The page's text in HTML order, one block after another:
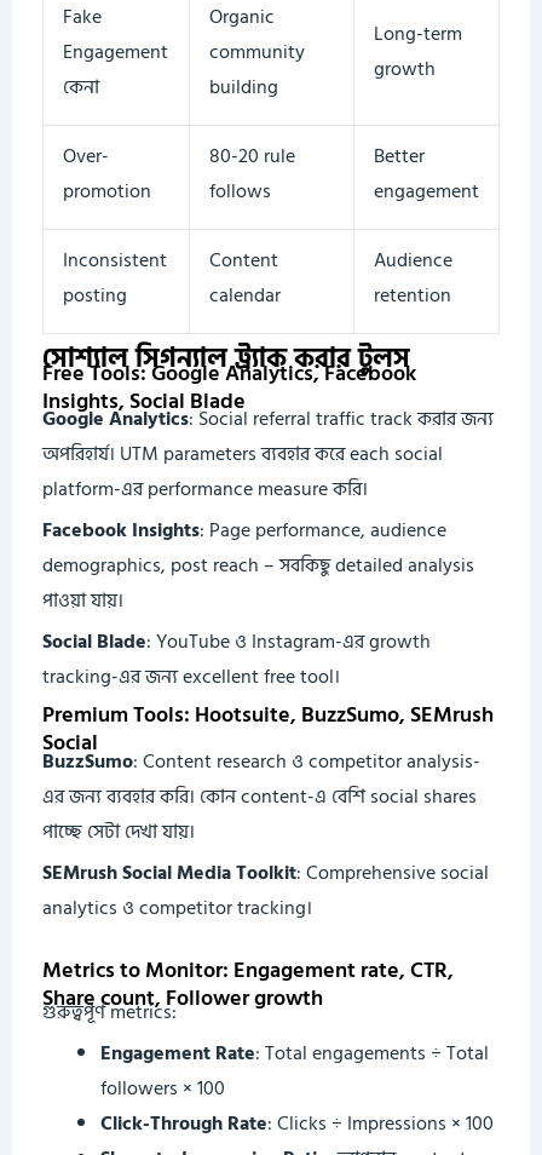
Fake
Engagement
কেনা
Organic
community
building
Long-term
growth
Over-
promotion
80-20 rule
follows
Better
engagement
Inconsistent
posting
Content
calendar
Audience
retention
সোশ্যাল সিগন্যাল ট্র্যাক করার টুলস
Free Tools: Google Analytics, Facebook
Insights, Social Blade
Google Analytics: Social referral traffic track করার জন্য
অপরিহার্য। UTM parameters ব্যবহার করে each social
platform-এর performance measure করি।
Facebook Insights: Page performance, audience
demographics, post reach – সবকিছু detailed analysis
পাওয়া যায়।
Social Blade: YouTube ও Instagram-এর growth
tracking-এর জন্য excellent free tool।
Premium Tools: Hootsuite, BuzzSumo, SEMrush
Social
BuzzSumo: Content research ও competitor analysis-
এর জন্য ব্যবহার করি। কোন content-এ বেশি social shares
পাচ্ছে সেটা দেখা যায়।
SEMrush Social Media Toolkit: Comprehensive social
analytics ও competitor tracking।
Metrics to Monitor: Engagement rate, CTR,
Share count, Follower growth
গুরুত্বপূর্ণ metrics:
Engagement Rate: Total engagements ÷ Total
followers × 100
Click-Through Rate: Clicks ÷ Impressions × 100